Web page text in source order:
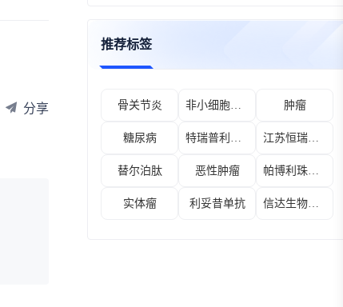
分享
推荐标签
骨关节炎 肿瘤
糖尿病
替尔泊肽 恶性肿瘤
实体瘤 利妥昔单抗